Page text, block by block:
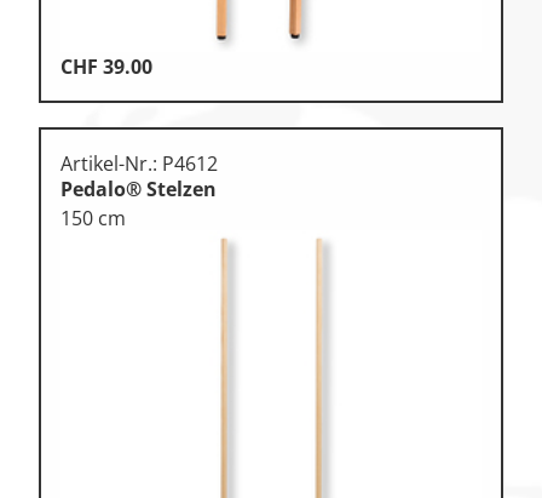
Technische Dokumentation
Therapiebedarf
Turnen • Gymnastik • Ballett
CHF 39.00
Artikel-Nr.: P4612
Pedalo® Stelzen
150 cm